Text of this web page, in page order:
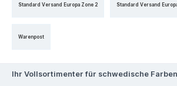
Standard Versand Europa Zone 2 Standard Versand
Warenpost
Ihr Vollsortimenter für schwedische